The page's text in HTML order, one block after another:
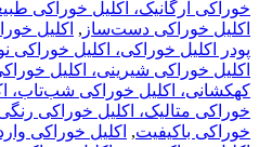
خوراکی ارگانیک، اکلیل خوراکی
اکلیل خوراکی دست‌ساز , اکلیل
پودر اکلیل خوراکی، اکلیل خوراکی
اکلیل خوراکی شیرینی، اکلیل
کهکشانی، اکلیل خوراکی شب‌تاب،
خوراکی متالیک، اکلیل خوراکی
خوراکی باکیفیت, اکلیل خوراکی